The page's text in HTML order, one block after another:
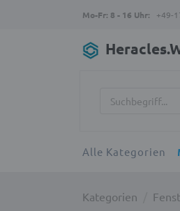
Mo-Fr: 8 - 16 Uhr: +49-
Alle Kategorien
Kategorien